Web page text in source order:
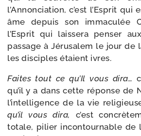
l’Annonciation, c’est l’Esprit qui
âme depuis son imma­cu­lée
l’Esprit qui lais­se­ra pen­ser
pas­sage à Jérusalem le jour de
les dis­ciples étaient ivres.
Faites tout ce qu’Il vous dira…
qu’il y a dans cette réponse de
l’intelligence de la vie
qu’il vous dira, c’est
totale, pilier incon­tour­nable de